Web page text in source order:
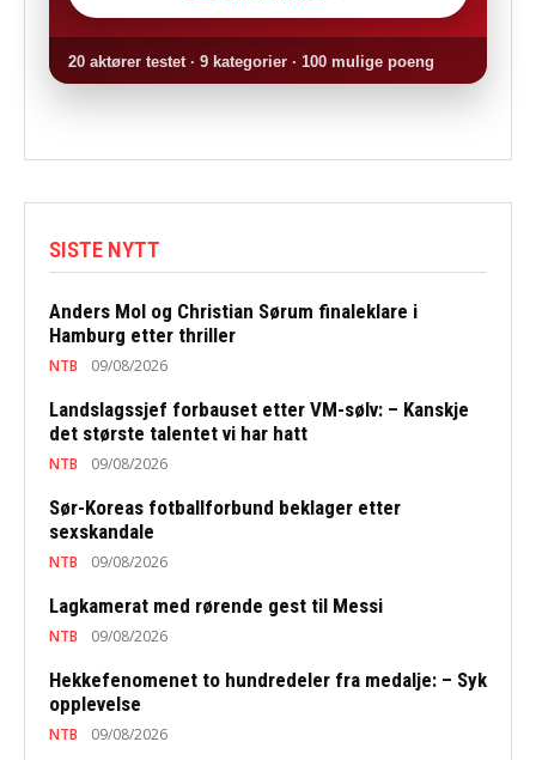
20 aktører testet · 9 kategorier · 100 mulige poeng
SISTE NYTT
Anders Mol og Christian Sørum finaleklare i
Hamburg etter thriller
NTB 09/08/2026
Landslagssjef forbauset etter VM-sølv: – Kanskje
det største talentet vi har hatt
NTB 09/08/2026
Sør-Koreas fotballforbund beklager etter
sexskandale
NTB 09/08/2026
Lagkamerat med rørende gest til Messi
NTB 09/08/2026
Hekkefenomenet to hundredeler fra medalje: – Syk
opplevelse
NTB 09/08/2026